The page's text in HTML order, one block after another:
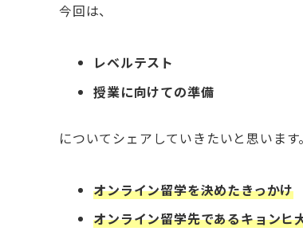
今回は、
レベルテスト
授業に向けての準備
についてシェアしていきたいと思います。
オンライン留学を決めたきっかけ
オンライン留学先であるキョン